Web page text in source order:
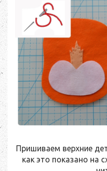
Пришиваем верхние
как это показано на